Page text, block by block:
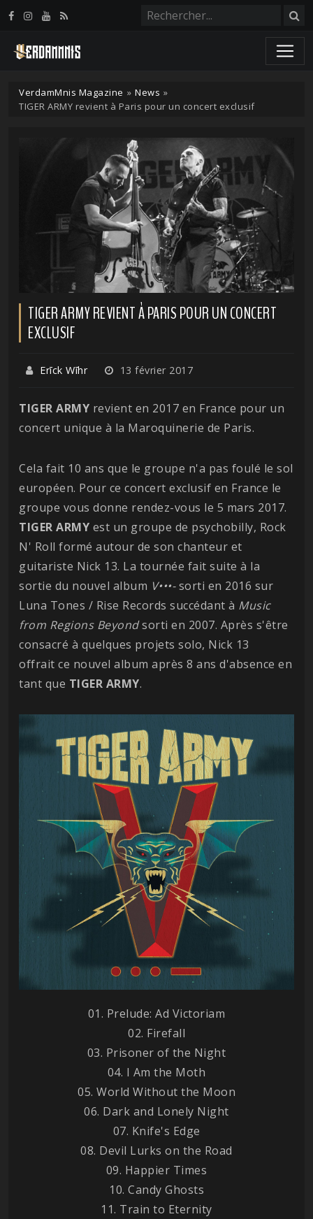
VerdamMnis Magazine » News »
TIGER ARMY revient à Paris pour un concert exclusif
TIGER ARMY REVIENT À PARIS POUR UN CONCERT
EXCLUSIF
Erīck Wīhr 13 février 2017
TIGER ARMY revient en 2017 en France pour un
concert unique à la Maroquinerie de Paris.
Cela fait 10 ans que le groupe n'a pas foulé le sol
européen. Pour ce concert exclusif en France le
groupe vous donne rendez-vous le 5 mars 2017.
TIGER ARMY est un groupe de psychobilly, Rock
N' Roll formé autour de son chanteur et
guitariste Nick 13. La tournée fait suite à la
sortie du nouvel album V•••-sorti en 2016 sur
Luna Tones / Rise Records succédant à Music
from Regions Beyondsorti en 2007. Après s'être
consacré à quelques projets solo, Nick 13
offrait ce nouvel album après 8 ans d'absence en
tant que TIGER ARMY.
01. Prelude: Ad Victoriam
02. Firefall
03. Prisoner of the Night
04. I Am the Moth
05. World Without the Moon
06. Dark and Lonely Night
07. Knife's Edge
08. Devil Lurks on the Road
09. Happier Times
10. Candy Ghosts
11. Train to Eternity
Panneau de gestion des cookies